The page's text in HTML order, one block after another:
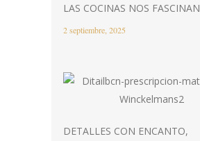
LAS COCINAS NOS FASCINAN
2 septiembre, 2025
DETALLES CON ENCANTO,